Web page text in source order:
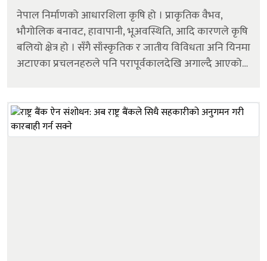
नेपाल निर्माणको आधारशिला कृषि हो । प्राकृतिक वैभव,
भौगोलिक बनावट, हावापानी, भूअवस्थिति, आदि कारणले कृषि
बलियो क्षेत्र हो । सँगै साँस्कृतिक र जातीय विविधता अनि यिनमा
अटाएका प्रचलनहरुले पनि परापूर्वकालदेखि अगाल्दै आएको